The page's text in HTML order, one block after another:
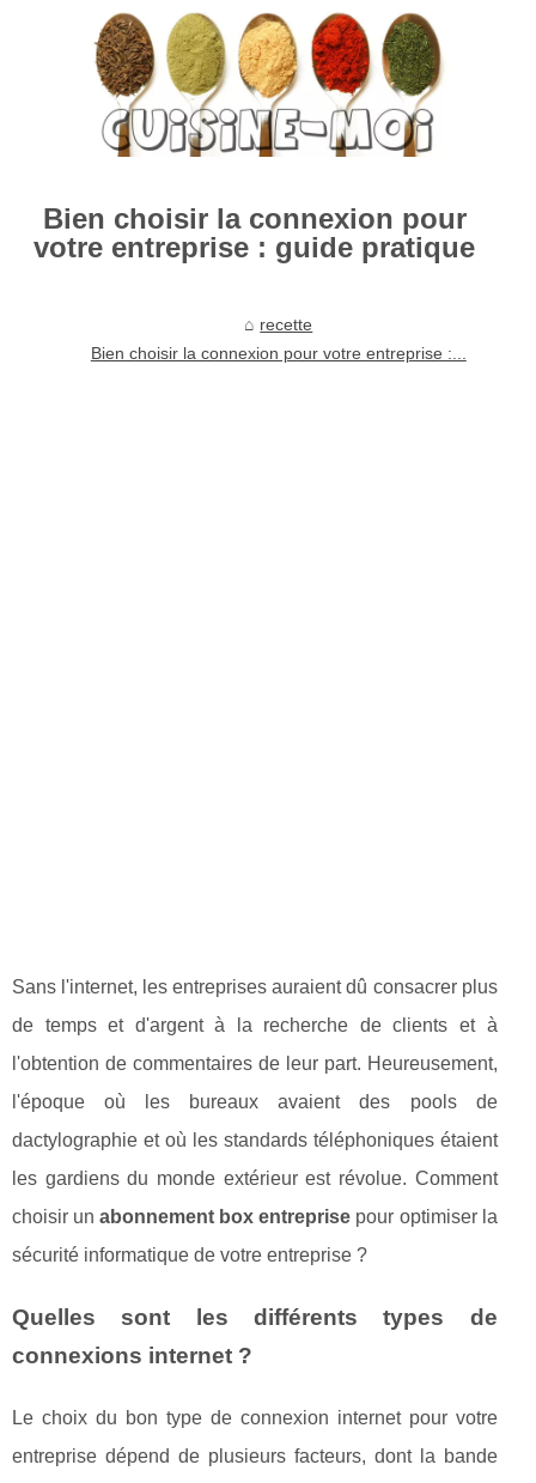
Bien choisir la connexion pour
votre entreprise : guide pratique
recette
Bien choisir la connexion pour votre entreprise :...
Sans l'internet, les entreprises auraient dû consacrer plus
de temps et d'argent à la recherche de clients et à
l'obtention de commentaires de leur part. Heureusement,
l'époque où les bureaux avaient des pools de
dactylographie et où les standards téléphoniques étaient
les gardiens du monde extérieur est révolue. Comment
choisir unabonnement box entreprise pour optimiser la
sécurité informatique de votre entreprise ?
Quelles sont les différents types de
connexions internet ?
Le choix du bon type de connexion internet pour votre
entreprise dépend de plusieurs facteurs, dont la bande